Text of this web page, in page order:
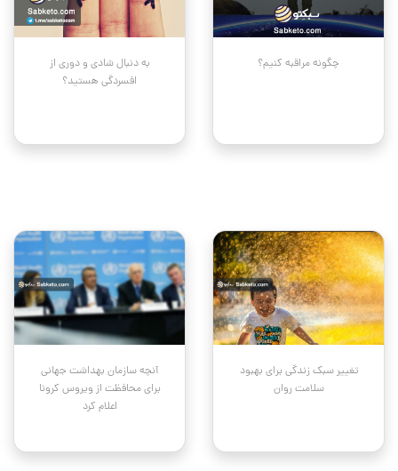
چگونه مراقبه کنیم؟
به دنبال شادی و دوری از
افسردگی هستید؟
تغییر سبک زندگی برای بهبود
سلامت روان
آنچه سازمان بهداشت جهانی
برای محافظت از ویروس کرونا
اعلام کرد